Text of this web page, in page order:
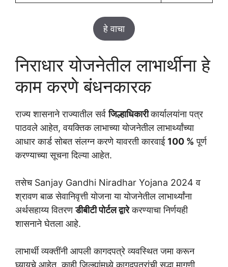
हे वाचा
निराधार योजनेतील लाभार्थीना हे
काम करणे बंधनकारक
राज्य शासनाने राज्यातील सर्वजिल्हाधिकारीकार्यालयांना पत्र
पाठवले आहेत, वयक्तिक लाभाच्या योजनेतील लाभार्थ्यांच्या
आधार कार्ड सोबत संलग्न करणे यावरती कारवाई 100 % पूर्ण
करण्याच्या सूचना दिल्या आहेत.
तसेच Sanjay Gandhi Niradhar Yojana 2024 व
श्रावण बाळ सेवानिवृत्ती योजना या योजनेतील लाभार्थ्यांना
अर्थसहाय्य वितरणडीबीटी पोर्टल द्वारेकरण्याचा निर्णयही
शासनाने घेतला आहे.
लाभार्थी व्यक्तींनी आपली कागदपत्रे व्यवस्थित जमा करून
घ्यायचे आहेत, काही जिल्ह्यांमध्ये कागदपत्रांची सुद्धा मागणी